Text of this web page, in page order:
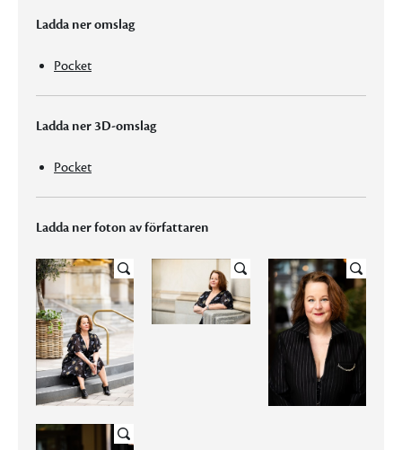
Ladda ner omslag
Pocket
Ladda ner 3D-omslag
Pocket
Ladda ner foton av författaren